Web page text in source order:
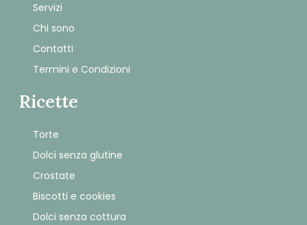
Servizi
Chi sono
Contatti
Termini e Condizioni
Ricette
Torte
Dolci senza glutine
Crostate
Biscotti e cookies
Dolci senza cottura